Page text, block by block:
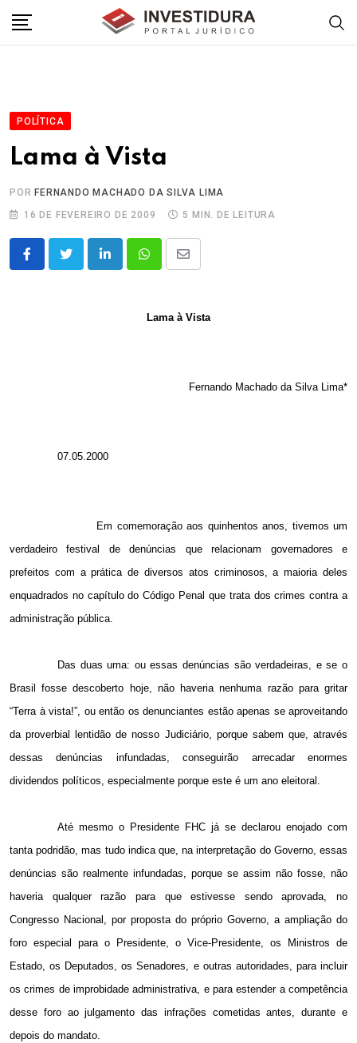
POLÍTICA
Lama à Vista
POR FERNANDO MACHADO DA SILVA LIMA
16 DE FEVEREIRO DE 2009
5 MIN. DE LEITURA
LinkedInWhatsappShare
Lama à Vista
Fernando Machado da Silva Lima*
07.05.2000
Em comemoração aos quinhentos anos, tivemos um
verdadeiro festival de denúncias que relacionam governadores e
prefeitos com a prática de diversos atos criminosos, a maioria deles
enquadrados no capítulo do Código Penal que trata dos crimes contra a
administração pública.
Das duas uma: ou essas denúncias são verdadeiras, e se o
Brasil fosse descoberto hoje, não haveria nenhuma razão para gritar
“Terra à vista!”, ou então os denunciantes estão apenas se aproveitando
da proverbial lentidão de nosso Judiciário, porque sabem que, através
dessas denúncias infundadas, conseguirão arrecadar enormes
dividendos políticos, especialmente porque este é um ano eleitoral.
Até mesmo o Presidente FHC já se declarou enojado com
tanta podridão, mas tudo indica que, na interpretação do Governo, essas
denúncias são realmente infundadas, porque se assim não fosse, não
haveria qualquer razão para que estivesse sendo aprovada, no
Congresso Nacional, por proposta do próprio Governo, a ampliação do
foro especial para o Presidente, o Vice-Presidente, os Ministros de
Estado, os Deputados, os Senadores, e outras autoridades, para incluir
os crimes de improbidade administrativa, e para estender a competência
desse foro ao julgamento das infrações cometidas antes, durante e
depois do mandato.